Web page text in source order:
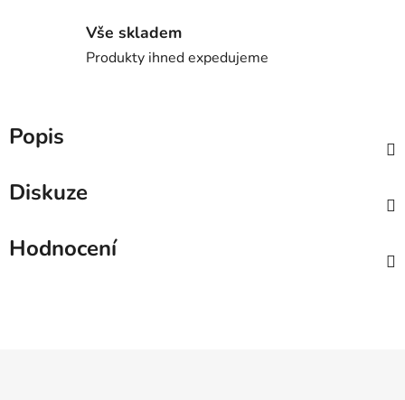
Vše skladem
Produkty ihned expedujeme
Popis
Diskuze
Hodnocení